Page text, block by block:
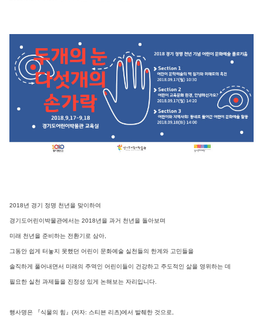
2018년 경기 정명 천년을 맞이하여
경기도어린이박물관에서는 2018년을 과거 천년을 돌아보며
미래 천년을 준비하는 전환기로 삼아,
그동안 쉽게 터놓지 못했던 어린이 문화예술 실천들의 한계와 고민들을
솔직하게 풀어내면서 미래의 주역인 어린이들이 건강하고 주도적인 삶을 영위하는 데
필요한 실천 과제들을 진정성 있게 논해보는 자리입니다.
행사명은 『식물의 힘』(저자: 스티븐 리츠)에서 발췌한 것으로,